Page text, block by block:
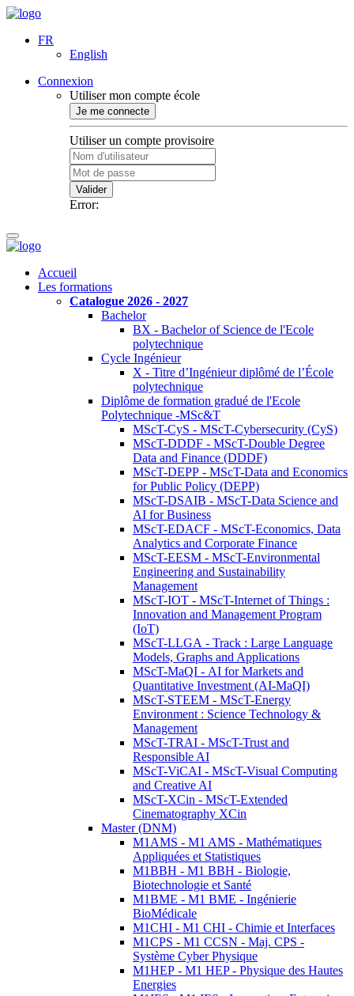
FR
English
Connexion
Utiliser mon compte école
Je me connecte
Utiliser un compte provisoire
Valider
Error:
Accueil
Les formations
Catalogue 2026 - 2027
Bachelor
BX - Bachelor of Science de l'Ecole
polytechnique
Cycle Ingénieur
X - Titre d’Ingénieur diplômé de l’École
polytechnique
Diplôme de formation gradué de l'Ecole
Polytechnique -MSc&T
MScT-CyS - MScT-Cybersecurity (CyS)
MScT-DDDF - MScT-Double Degree
Data and Finance (DDDF)
MScT-DEPP - MScT-Data and Economics
for Public Policy (DEPP)
MScT-DSAIB - MScT-Data Science and
AI for Business
MScT-EDACF - MScT-Economics, Data
Analytics and Corporate Finance
MScT-EESM - MScT-Environmental
Engineering and Sustainability
Management
MScT-IOT - MScT-Internet of Things :
Innovation and Management Program
(IoT)
MScT-LLGA - Track : Large Language
Models, Graphs and Applications
MScT-MaQI - AI for Markets and
Quantitative Investment (AI-MaQI)
MScT-STEEM - MScT-Energy
Environment : Science Technology &
Management
MScT-TRAI - MScT-Trust and
Responsible AI
MScT-ViCAI - MScT-Visual Computing
and Creative AI
MScT-XCin - MScT-Extended
Cinematography XCin
Master (DNM)
M1AMS - M1 AMS - Mathématiques
Appliquées et Statistiques
M1BBH - M1 BBH - Biologie,
Biotechnologie et Santé
M1BME - M1 BME - Ingénierie
BioMédicale
M1CHI - M1 CHI - Chimie et Interfaces
M1CPS - M1 CCSN - Maj. CPS -
Système Cyber Physique
M1HEP - M1 HEP - Physique des Hautes
Energies